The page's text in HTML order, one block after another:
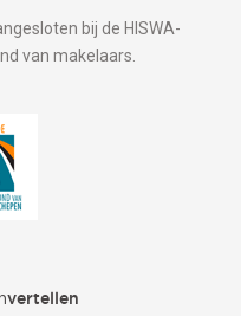
bij de HISWA-
van makelaars.